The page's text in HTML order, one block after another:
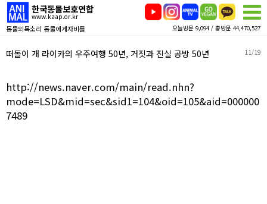
한국동물보호연합
www.kaap.or.kr
동물의목소리 동물에게자비를 오늘방문 9,094 / 총방문 44,470,527
떠돌이 개 라이카의 우주여행 50년, 거짓과 진실 공방 50년 11/19
http://news.naver.com/main/read.nhn?
mode=LSD&mid=sec&sid1=104&oid=105&aid=000000
7489